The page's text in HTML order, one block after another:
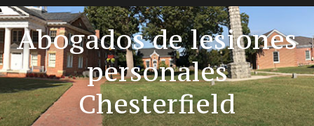
Llamenos al 1-866-388-
Areas de práctica
Accidentes
Accidentes de
Abogados de lesiones
personales
Chesterfield